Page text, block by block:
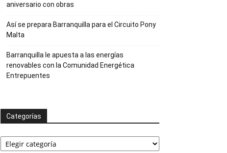
aniversario con obras
Así se prepara Barranquilla para el Circuito Pony
Malta
Barranquilla le apuesta a las energías
renovables con la Comunidad Energética
Entrepuentes
Categorías
Categorías